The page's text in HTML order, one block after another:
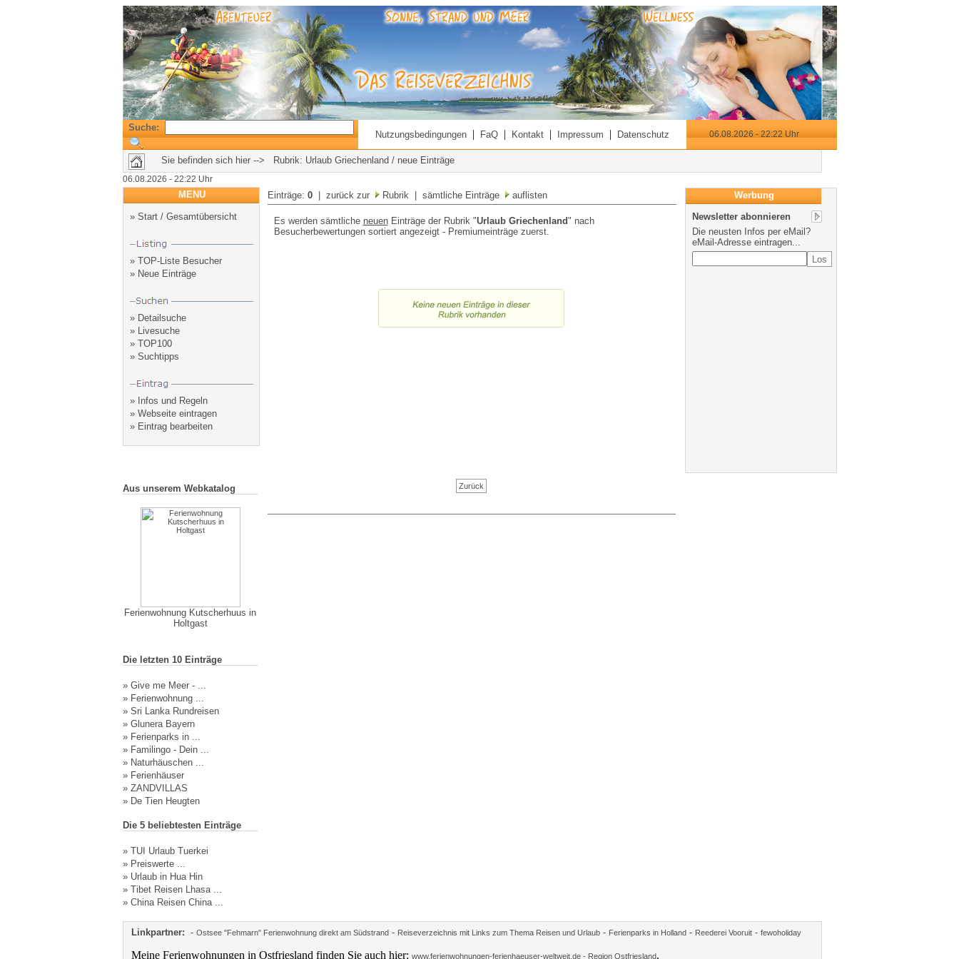
Suche:
Nutzungsbedingungen| FaQ| Kontakt| Impressum | Datenschutz 06.08.2026 - 22:22 Uhr
Sie befinden sich hier --> Rubrik: Urlaub Griechenland / neue Einträge
06.08.2026 - 22:22 Uhr
MENU
» Start / Gesamtübersicht
» TOP-Liste Besucher
» Neue Einträge
» Detailsuche
» Livesuche
» TOP100
» Suchtipps
»
Infos und Regeln
» Webseite eintragen
» Eintrag bearbeiten
Aus unserem Webkatalog
Ferienwohnung Kutscherhuus in
Holtgast
Die letzten 10 Einträge
» Give me Meer - ...
» Ferienwohnung ...
» Sri Lanka Rundreisen
» Glunera Bayern
» Ferienparks in ...
» Familingo - Dein ...
» Naturhäuschen ...
» Ferienhäuser
» ZANDVILLAS
» De Tien Heugten
Die 5 beliebtesten Einträge
» TUI Urlaub Tuerkei
» Preiswerte ...
» Urlaub in Hua Hin
» Tibet Reisen Lhasa ...
» China Reisen China ...
Einträge: 0| zurück zur Rubrik| sämtliche Einträge auflisten
Es werden sämtliche neuenEinträge der Rubrik "Urlaub Griechenland" nach
Besucherbewertungen sortiert angezeigt - Premiumeinträge zuerst.
Zurück
Werbung
Newsletter abonnieren
Die neusten Infos per eMail?
eMail-Adresse eintragen...
Linkpartner: - Ostsee "Fehmarn" Ferienwohnung direkt am Südstrand- Reiseverzeichnis mit Links zum Thema Reisen und Urlaub- Ferienparks in Holland- Reederei Vooruit- fewoholiday
Meine Ferienwohnungen in Ostfriesland finden Sie auch hier: www.ferienwohnungen-ferienhaeuser-weltweit.de - Region Ostfriesland.